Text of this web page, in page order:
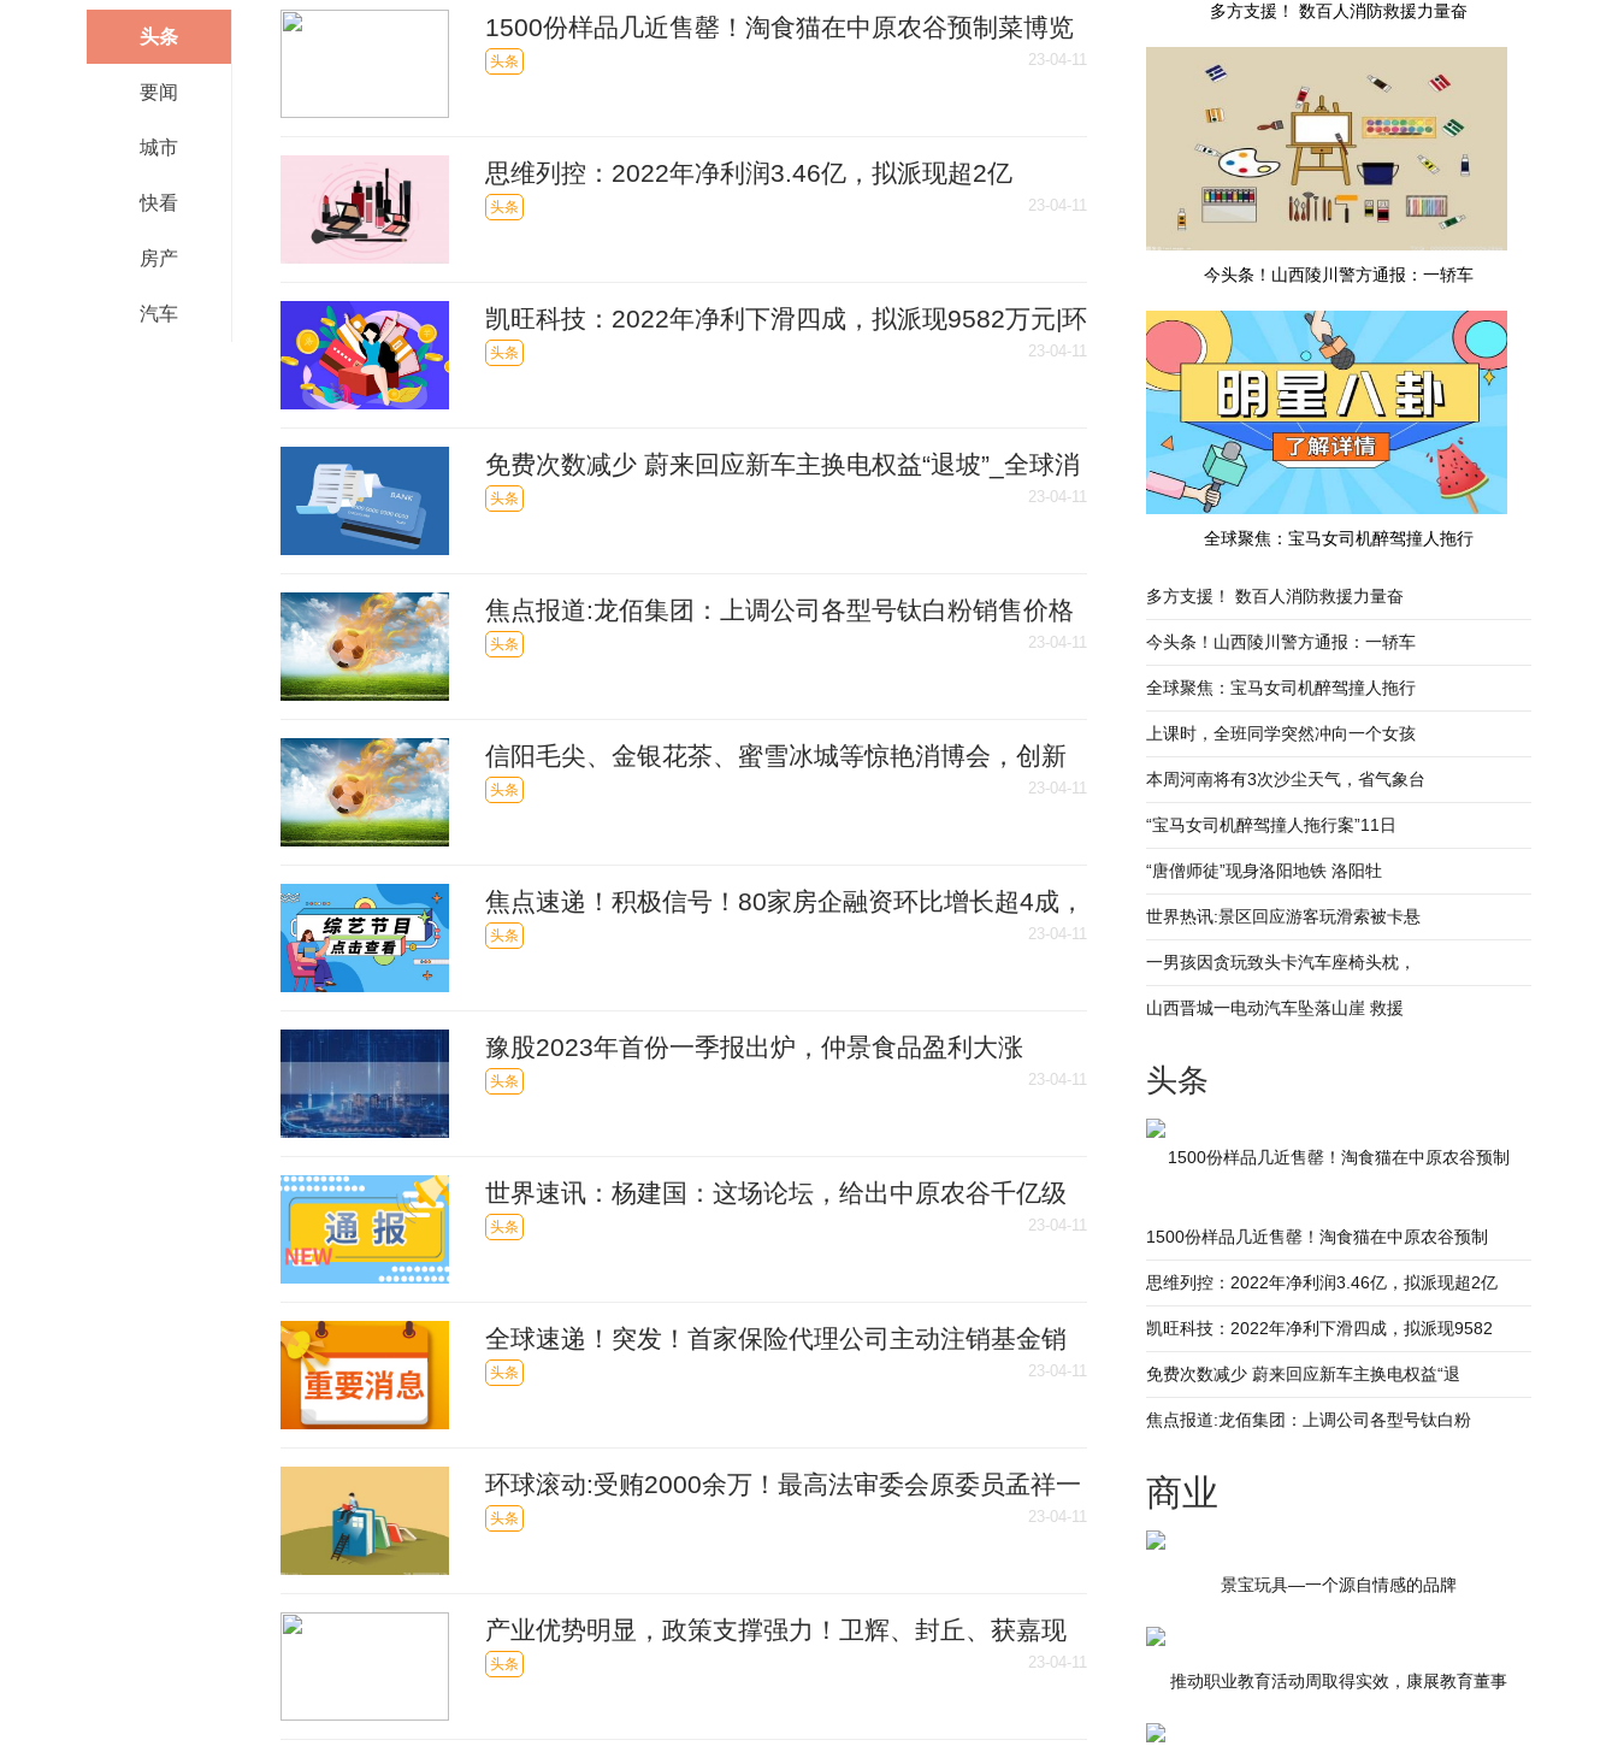
头条
要闻
城市
快看
房产
汽车
1500份样品几近售罄！淘食猫在中原农谷预制菜博览
会“觅得”新伙伴|全球看热讯
头条 23-04-11
思维列控：2022年净利润3.46亿，拟派现超2亿
头条 23-04-11
凯旺科技：2022年净利下滑四成，拟派现9582万元|环
球通讯
头条 23-04-11
免费次数减少 蔚来回应新车主换电权益“退坡”_全球消
息
头条 23-04-11
焦点报道:龙佰集团：上调公司各型号钛白粉销售价格
头条 23-04-11
信阳毛尖、金银花茶、蜜雪冰城等惊艳消博会，创新
场景展现河南茶文化魅力
头条 23-04-11
焦点速递！积极信号！80家房企融资环比增长超4成，
行业面融资正回暖
头条 23-04-11
豫股2023年首份一季报出炉，仲景食品盈利大涨
132.55％|环球关注
头条 23-04-11
世界速讯：杨建国：这场论坛，给出中原农谷千亿级
发展路线图
头条 23-04-11
全球速递！突发！首家保险代理公司主动注销基金销
售牌照
头条 23-04-11
环球滚动:受贿2000余万！最高法审委会原委员孟祥一
审被判12年
头条 23-04-11
产业优势明显，政策支撑强力！卫辉、封丘、获嘉现
场推介-全球热闻
头条 23-04-11
多方支援！ 数百人消防救援力量奋
今头条！山西陵川警方通报：一轿车
全球聚焦：宝马女司机醉驾撞人拖行
多方支援！ 数百人消防救援力量奋
今头条！山西陵川警方通报：一轿车
全球聚焦：宝马女司机醉驾撞人拖行
上课时，全班同学突然冲向一个女孩
本周河南将有3次沙尘天气，省气象台
“宝马女司机醉驾撞人拖行案”11日
“唐僧师徒”现身洛阳地铁 洛阳牡
世界热讯:景区回应游客玩滑索被卡悬
一男孩因贪玩致头卡汽车座椅头枕，
山西晋城一电动汽车坠落山崖 救援
头条
1500份样品几近售罄！淘食猫在中原农谷预制
1500份样品几近售罄！淘食猫在中原农谷预制
思维列控：2022年净利润3.46亿，拟派现超2亿
凯旺科技：2022年净利下滑四成，拟派现9582
免费次数减少 蔚来回应新车主换电权益“退
焦点报道:龙佰集团：上调公司各型号钛白粉
商业
景宝玩具—一个源自情感的品牌
推动职业教育活动周取得实效，康展教育董事